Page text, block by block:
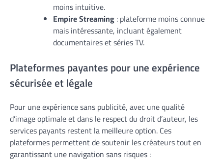
moins intuitive.
Empire Streaming : plateforme moins connue
mais intéressante, incluant également
documentaires et séries TV.
Plateformes payantes pour une expérience
sécurisée et légale
Pour une expérience sans publicité, avec une qualité
d’image optimale et dans le respect du droit d’auteur, les
services payants restent la meilleure option. Ces
plateformes permettent de soutenir les créateurs tout en
garantissant une navigation sans risques :